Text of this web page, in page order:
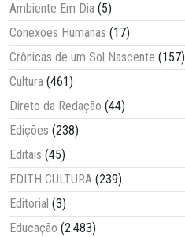
Ambiente Em Dia (5)
Conexões Humanas (17)
Crônicas de um Sol Nascente (157)
Cultura (461)
Direto da Redação (44)
Edições (238)
Editais (45)
EDITH CULTURA (239)
Editorial (3)
Educação (2.483)